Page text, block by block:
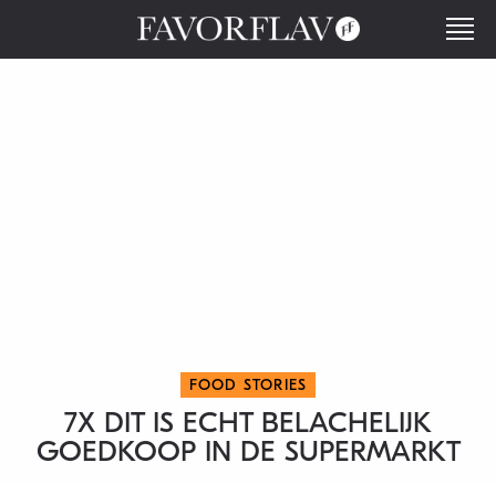
FOOD STORIES
7X DIT IS ECHT BELACHELIJK
GOEDKOOP IN DE SUPERMARKT